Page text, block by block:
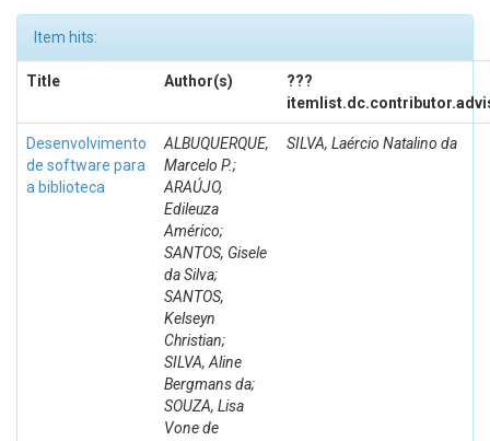
Item hits:
Title Author(s)
???
Desenvolvimento
de software para
a biblioteca
ALBUQUERQUE,
Marcelo P.;
ARAÚJO,
Edileuza
Américo;
SANTOS, Gisele
da Silva;
SANTOS,
Kelseyn
Christian;
SILVA, Aline
Bergmans da;
SOUZA, Lisa
Vone de
SILVA, Laércio Natalino da